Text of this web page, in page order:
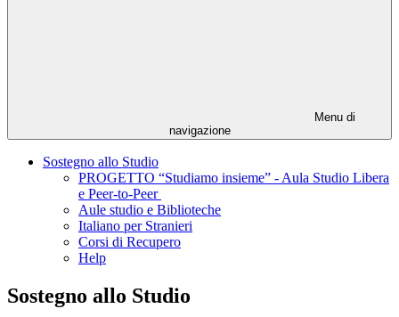
Menu di
navigazione
Sostegno allo Studio
PROGETTO “Studiamo insieme” - Aula Studio Libera
e Peer-to-Peer
Aule studio e Biblioteche
Italiano per Stranieri
Corsi di Recupero
Help
Sostegno allo Studio